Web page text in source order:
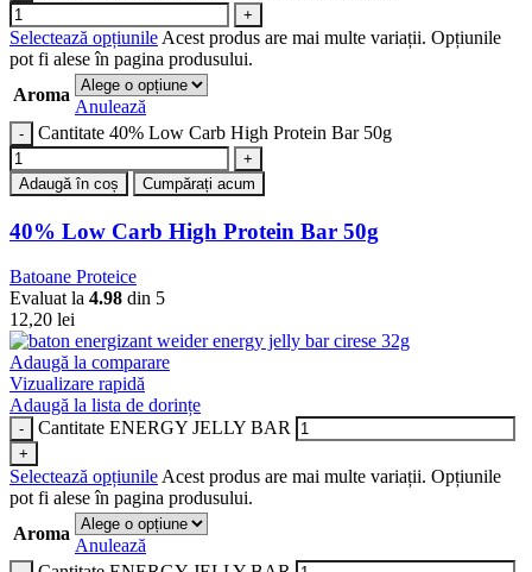
Selectează opțiunile Acest produs are mai multe variații. Opțiunile
pot fi alese în pagina produsului.
Aroma
Anulează
Cantitate 40% Low Carb High Protein Bar 50g
Adaugă în coș Cumpărați acum
40% Low Carb High Protein Bar 50g
Batoane Proteice
Evaluat la 4.98 din 5
12,20 lei
Adaugă la comparare
Vizualizare rapidă
Adaugă la lista de dorințe
Cantitate ENERGY JELLY BAR
Selectează opțiunile Acest produs are mai multe variații. Opțiunile
pot fi alese în pagina produsului.
Aroma
Anulează